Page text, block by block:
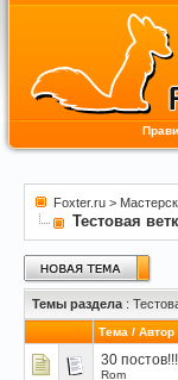
Foxter.ru >
Тестовая
Темы раздела :
Тема / Автор
30 постов!!!
Rom